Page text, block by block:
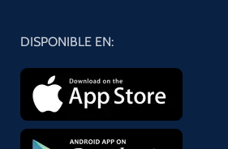
DISPONIBLE EN: